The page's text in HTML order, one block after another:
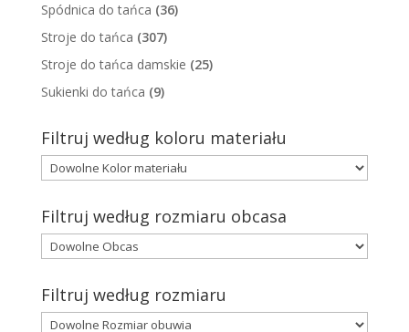
Spódnica do tańca (36)
Stroje do tańca (307)
Stroje do tańca damskie (25)
Sukienki do tańca (9)
Filtruj według koloru materiału
Filtruj według rozmiaru obcasa
Filtruj według rozmiaru